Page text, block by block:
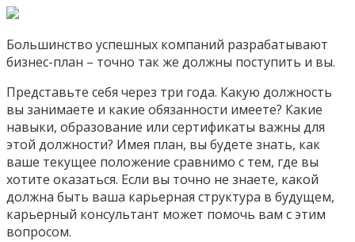
Большинство успешных компаний разрабатывают
бизнес-план – точно так же должны поступить и вы.
Представьте себя через три года. Какую должность
вы занимаете и какие обязанности имеете? Какие
навыки, образование или сертификаты важны для
этой должности? Имея план, вы будете знать, как
ваше текущее положение сравнимо с тем, где вы
хотите оказаться. Если вы точно не знаете, какой
должна быть ваша карьерная структура в будущем,
карьерный консультант может помочь вам с этим
вопросом.